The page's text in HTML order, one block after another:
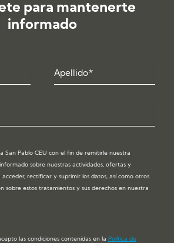
para mantenerte
informado
San Pablo CEU con el fin de remitirle nuestra
sobre nuestras actividades, ofertas y
acceder, rectificar y suprimir los datos, así como otros
sobre estos tratamientos y sus derechos en nuestra
las condiciones contenidas en la Política de